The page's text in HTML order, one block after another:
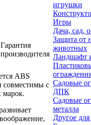
Гарантия
производителя
ABS
совместимы с
марок.
игрушки
Игры
Дача, сад,
Защита от
животных
Ландшафт
Садовые
ДПК
Садовые
металла
Другое для